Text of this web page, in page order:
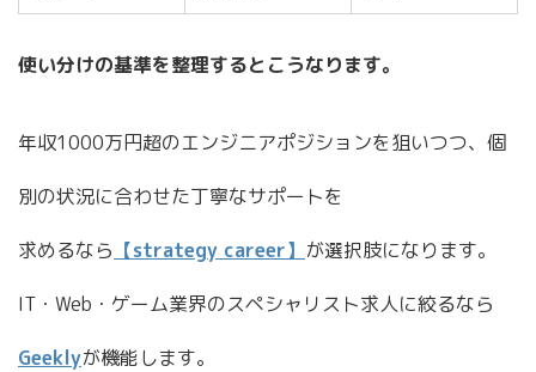
使い分けの基準を整理するとこうなります。
年収1000万円超のエンジニアポジションを狙いつつ、個
別の状況に合わせた丁寧なサポートを
求めるなら 【strategy career】 が選択肢になります。
IT・Web・ゲーム業界のスペシャリスト求人に絞るなら
Geeklyが機能します。